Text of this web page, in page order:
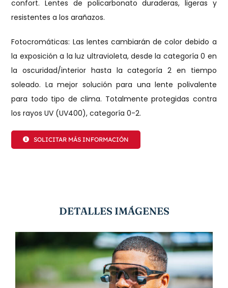
confort. Lentes de policarbonato duraderas, ligeras y
resistentes a los arañazos.
Fotocromáticas: Las lentes cambiarán de color debido a
la exposición a la luz ultravioleta, desde la categoría 0 en
la oscuridad/interior hasta la categoría 2 en tiempo
soleado. La mejor solución para una lente polivalente
para todo tipo de clima. Totalmente protegidas contra
los rayos UV (UV400), categoría 0-2.
SOLICITAR MÁS INFORMACIÓN
DETALLES IMÁGENES